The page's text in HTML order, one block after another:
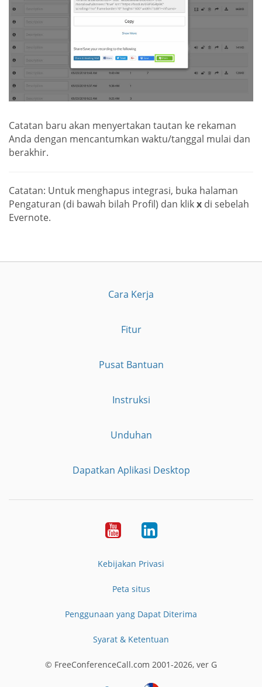
Catatan baru akan menyertakan tautan ke rekaman
Anda dengan mencantumkan waktu/tanggal mulai dan
berakhir.
Catatan: Untuk menghapus integrasi, buka halaman
Pengaturan (di bawah bilah Profil) dan klikx di sebelah
Evernote.
Cara Kerja
Fitur
Pusat Bantuan
Instruksi
Unduhan
Dapatkan Aplikasi Desktop
YouTubeLinkedIn
Kebijakan Privasi
Peta situs
Penggunaan yang Dapat Diterima
Syarat & Ketentuan
© FreeConferenceCall.com 2001-2026, ver G